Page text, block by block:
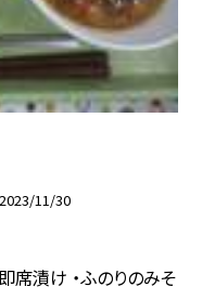
2023/11/30
席漬け ・ふのりのみそ